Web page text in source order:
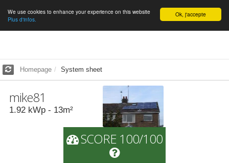
English Ok, j'accepte
We use cookies to enhance your experience on this website
Plus d'infos.
Homepage System sheet
mike81
1.92 kWp - 13m²
SCORE 100/100